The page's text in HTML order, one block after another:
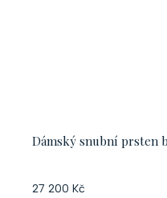
Dámský snubní prsten
27 200 Kč